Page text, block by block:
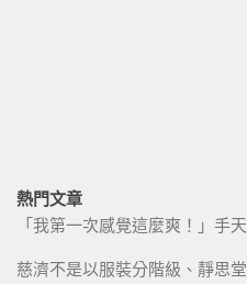
熱門文章
「我第一次感覺這麼爽！」手
慈濟不是以服裝分階級、靜思